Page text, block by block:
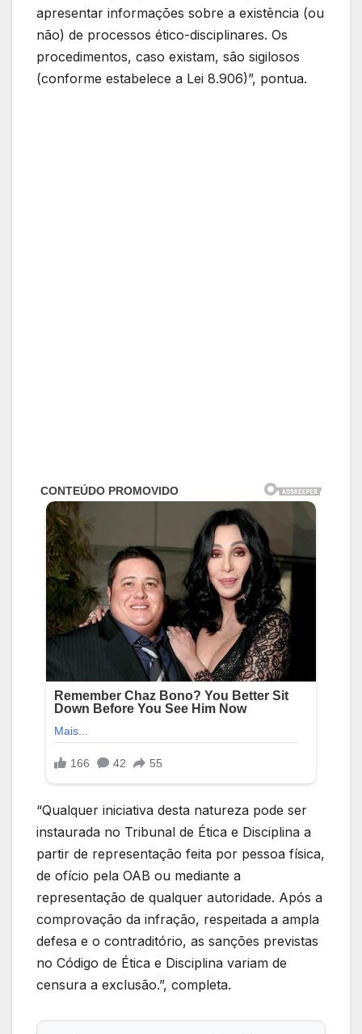
apresentar informações sobre a existência (ou
não) de processos ético-disciplinares. Os
procedimentos, caso existam, são sigilosos
(conforme estabelece a Lei 8.906)”, pontua.
“Qualquer iniciativa desta natureza pode ser
instaurada no Tribunal de Ética e Disciplina a
partir de representação feita por pessoa física,
de ofício pela OAB ou mediante a
representação de qualquer autoridade. Após a
comprovação da infração, respeitada a ampla
defesa e o contraditório, as sanções previstas
no Código de Ética e Disciplina variam de
censura a exclusão.”, completa.